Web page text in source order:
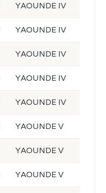
YAOUNDE IV
YAOUNDE IV
YAOUNDE IV
YAOUNDE IV
YAOUNDE IV
YAOUNDE V
YAOUNDE V
YAOUNDE V